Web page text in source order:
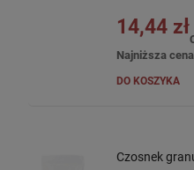
14,44 zł
Najniższa
DO KOSZYKA
Czosnek